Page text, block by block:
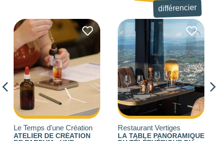
différencier
Restaurant Vertiges
LA TABLE PANORAMIQUE
Golf Club Grand
INITIEZ-VOUS À LA
710